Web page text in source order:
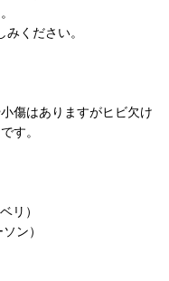
ください。
傷はありますがヒビ欠け
す。
リ）
ン）